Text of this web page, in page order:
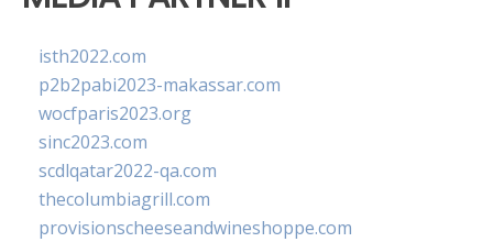
isth2022.com
p2b2pabi2023-makassar.com
wocfparis2023.org
sinc2023.com
scdlqatar2022-qa.com
thecolumbiagrill.com
provisionscheeseandwineshoppe.com